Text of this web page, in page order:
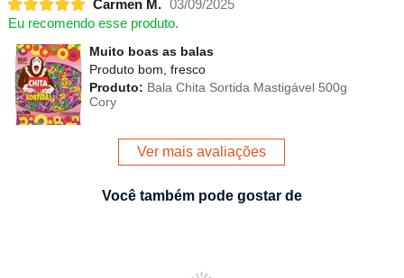
Carmen M. 03/09/2025
Eu recomendo esse produto.
Muito boas as balas
Produto bom, fresco
Produto: Bala Chita Sortida Mastigável 500g
Cory
Ver mais avaliações
Você também pode gostar de